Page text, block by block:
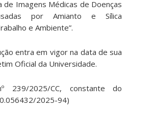
de Imagens Médicas de Doenças
por Amianto e Sílica
e Ambiente”.
entra em vigor na data de sua
Oficial da Universidade.
239/2025/CC, constante do
2025-94)